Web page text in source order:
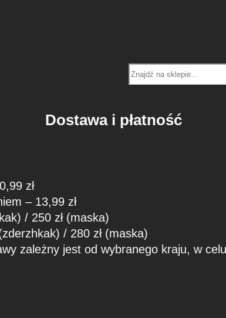
Search
Dostawa i płatność
zł
– 13,99 zł
/ 250 zł (maska)
/ 280 zł (maska)
zależny jest od wybranego kraju, w